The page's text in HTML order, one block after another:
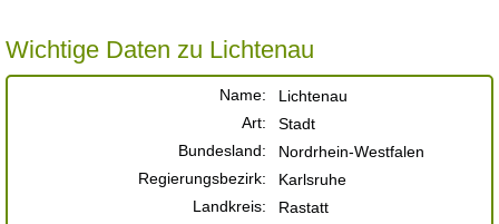
Wichtige Daten zu Lichtenau
Name:
Lichtenau
Art:
Stadt
Bundesland:
Nordrhein-Westfalen
Regierungsbezirk:
Karlsruhe
Landkreis:
Rastatt